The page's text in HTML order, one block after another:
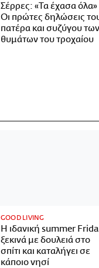
Σέρρες: «Τα έχασα όλα»
Οι πρώτες δηλώσεις
πατέρα και συζύγου των
θυμάτων του τροχαίου
GOOD LIVING
Η ιδανική summer
ξεκινά με δουλειά στο
σπίτι και καταλήγει σε
κάποιο νησί